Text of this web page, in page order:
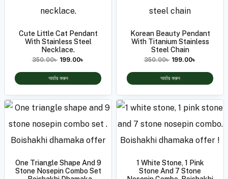
Cute Little Cat Pendant
With Stainless Steel
Necklace.
350.00৳ 199.00৳
অর্ডার করুন
Korean Beauty Pendant
With Titanium Stainless
Steel Chain
350.00৳ 199.00৳
অর্ডার করুন
One Triangle Shape And 9
Stone Nosepin Combo Set
1 White Stone, 1 Pink
Stone And 7 Stone